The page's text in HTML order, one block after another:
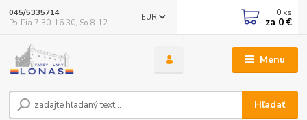
Menu
EUR
Hľadať
045/5335714
Po-Pia 7:30-16.30, So 8-12
0 ks
za 0 €